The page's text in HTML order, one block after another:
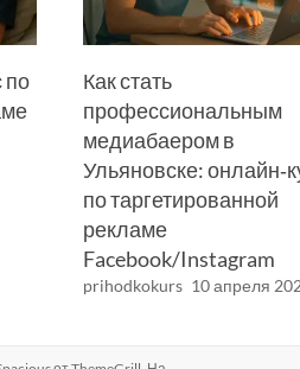
по
Как стать
профессиональным
медиабаером в
Ульяновске:
по таргетированной
рекламе
Facebook/Instagram
prihodkokurs 10 апреля